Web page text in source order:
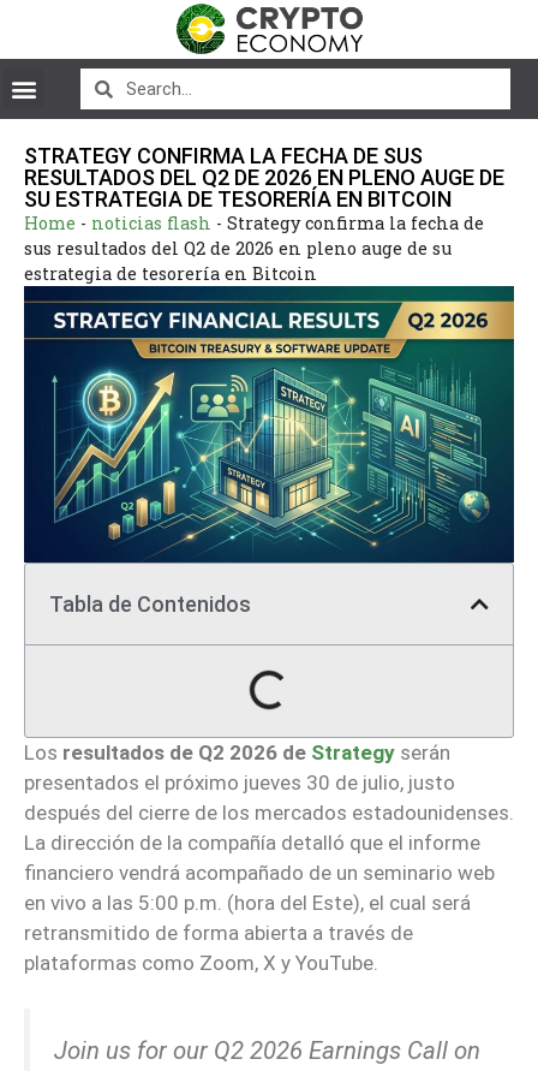
STRATEGY CONFIRMA LA FECHA DE SUS
RESULTADOS DEL Q2 DE 2026 EN PLENO AUGE DE
SU ESTRATEGIA DE TESORERÍA EN BITCOIN
Home - noticias flash - Strategy confirma la fecha de
sus resultados del Q2 de 2026 en pleno auge de su
estrategia de tesorería en Bitcoin
Tabla de Contenidos
Los resultados de Q2 2026 de Strategy serán
presentados el próximo jueves 30 de julio, justo
después del cierre de los mercados estadounidenses.
La dirección de la compañía detalló que el informe
financiero vendrá acompañado de un seminario web
en vivo a las 5:00 p.m. (hora del Este), el cual será
retransmitido de forma abierta a través de
plataformas como Zoom, X y YouTube.
Join us for our Q2 2026 Earnings Call on